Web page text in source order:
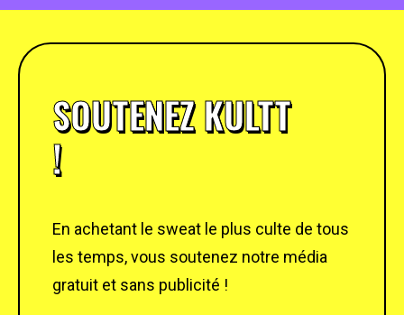
SOUTENEZ KULTT
!
En achetant le sweat le plus culte de tous
les temps, vous soutenez notre média
gratuit et sans publicité !